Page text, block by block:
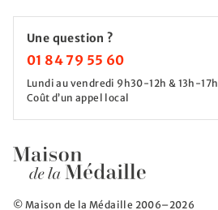
© Maison de la Médaille 2006–2026
Une question ?
01 84 79 55 60
Lundi au vendredi 9h30-12h & 13h-17h
Coût d’un appel local